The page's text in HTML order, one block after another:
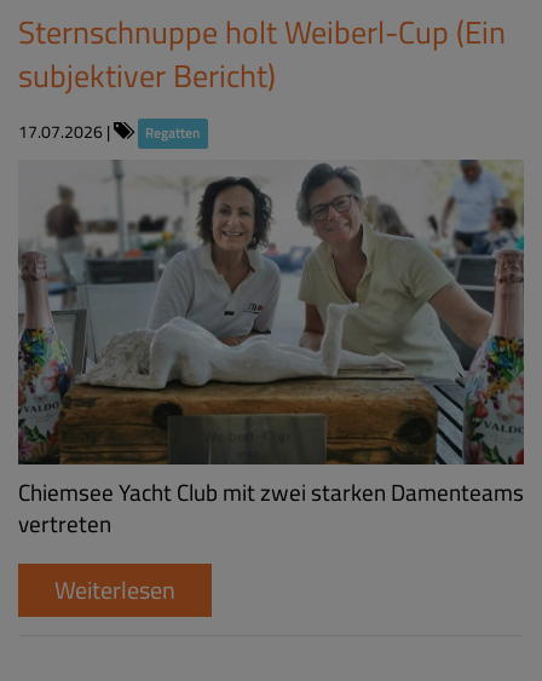
Sternschnuppe holt Weiberl-Cup (Ein
subjektiver Bericht)
17.07.2026| Regatten
Chiemsee Yacht Club mit zwei starken Damenteams
vertreten
Weiterlesen